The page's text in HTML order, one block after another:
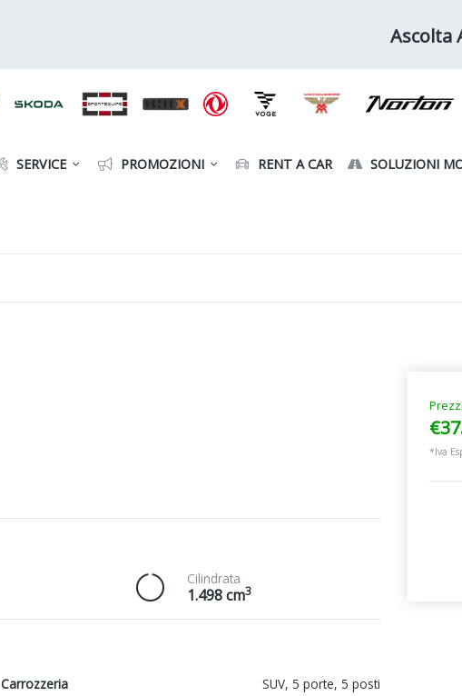
Ascolta
SERVICE PROMOZIONI RENT A CAR SOLUZIONI
Cilindrata
1.498 cm3
Carrozzeria
SUV, 5 porte, 5 posti
*Iva